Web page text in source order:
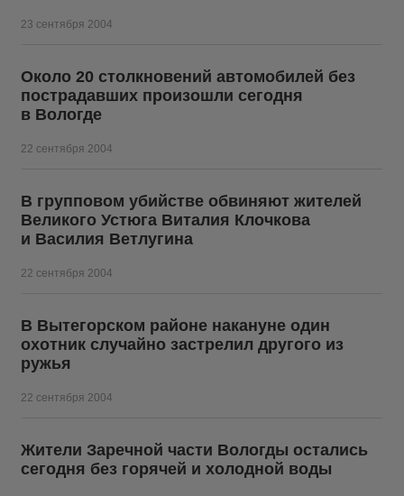
23 сентября 2004
Около 20 столкновений автомобилей без
пострадавших произошли сегодня
в Вологде
22 сентября 2004
В групповом убийстве обвиняют жителей
Великого Устюга Виталия Клочкова
и Василия Ветлугина
22 сентября 2004
В Вытегорском районе накануне один
охотник случайно застрелил другого из
ружья
22 сентября 2004
Жители Заречной части Вологды остались
сегодня без горячей и холодной воды